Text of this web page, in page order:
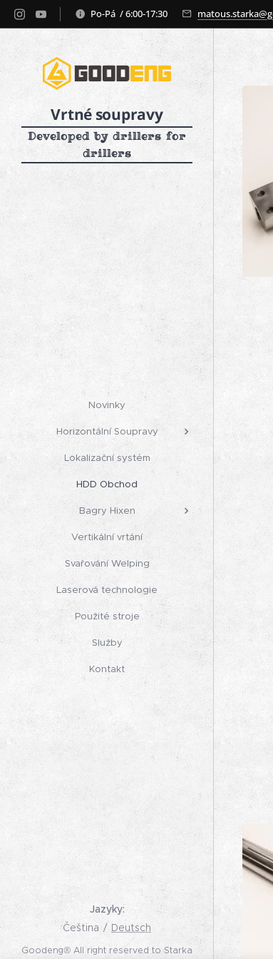
Po-Pá / 6:00-17:30
Vrtné soupravy
Developed by drillers for
drillers
Novinky
Horizontální Soupravy
Lokalizační systém
HDD Obchod
Bagry Hixen
Vertikální vrtání
Svařování Welping
Laserová technologie
Použité stroje
Služby
Kontakt
Goodeng® All right reserved to Starka
Jazyky
Čeština
Deutsch